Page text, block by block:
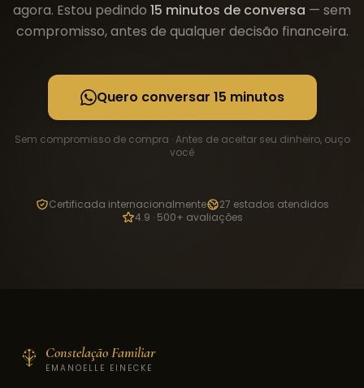
agora. Estou pedindo 15 minutos de conversa — sem
compromisso, antes de qualquer decisão financeira.
Quero conversar 15 minutos
Sem compromisso de compra · Antes de aceitar seu dinheiro, ouço
você
Certificada internacionalmente
27 estados atendidos
4.9 · 500+ avaliações
Constelação Familiar
EMANOELLE EINECKE